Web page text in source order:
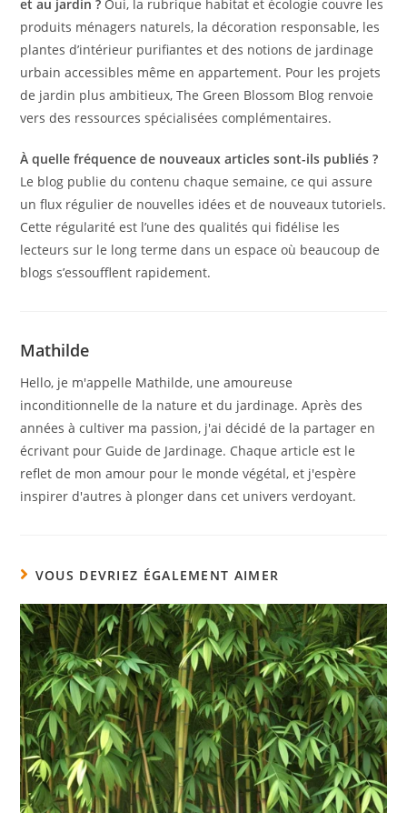
et au jardin ? Oui, la rubrique habitat et écologie couvre les
produits ménagers naturels, la décoration responsable, les
plantes d’intérieur purifiantes et des notions de jardinage
urbain accessibles même en appartement. Pour les projets
de jardin plus ambitieux, The Green Blossom Blog renvoie
vers des ressources spécialisées complémentaires.
À quelle fréquence de nouveaux articles sont-ils publiés ?
Le blog publie du contenu chaque semaine, ce qui assure
un flux régulier de nouvelles idées et de nouveaux tutoriels.
Cette régularité est l’une des qualités qui fidélise les
lecteurs sur le long terme dans un espace où beaucoup de
blogs s’essoufflent rapidement.
Mathilde
Hello, je m'appelle Mathilde, une amoureuse
inconditionnelle de la nature et du jardinage. Après des
années à cultiver ma passion, j'ai décidé de la partager en
écrivant pour Guide de Jardinage. Chaque article est le
reflet de mon amour pour le monde végétal, et j'espère
inspirer d'autres à plonger dans cet univers verdoyant.
VOUS DEVRIEZ ÉGALEMENT AIMER